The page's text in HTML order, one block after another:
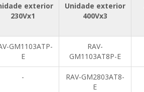
exterior
230Vx1
Unidade exterior
400Vx3
GM1103ATP-
E
RAV-
GM1103AT8P-E
-
RAV-GM2803AT8-
E